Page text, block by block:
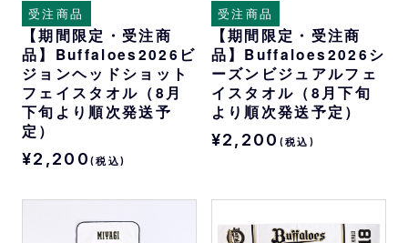
受注商品
【期間限定・受注商
品】Buffaloes2026ビ
ジョンヘッドショット
フェイスタオル（8月
下旬より順次発送予
定）
¥2,200 (税込)
受注商品
【期間限定・受注商
品】Buffaloes2026シ
ーズンビジュアルフェ
イスタオル（8月下旬
より順次発送予定）
¥2,200 (税込)